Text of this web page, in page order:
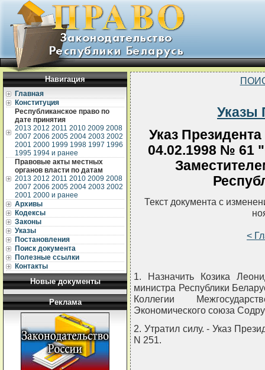
Навигация
Главная
Конституция
Республиканское право по
дате принятия
2013 2012 2011 2010 2009 2008
2007 2006 2005 2004 2003 2002
2001 2000 1999 1998 1997 1996
1995 1994 и ранее
Правовые акты местных
органов власти по датам
2013 2012 2011 2010 2009 2008
2007 2006 2005 2004 2003 2002
2001 2000 и ранее
Архивы
Кодексы
Законы
Указы
Постановления
Поиск документа
Полезные ссылки
Контакты
Новые документы
Реклама
Указы
Указ
04.02.1998 № 61
Текст документа с
<
1. Назначить Козика
министра Республики
Коллегии
Экономического союза
2. Утратил силу. - Указ
N 251.